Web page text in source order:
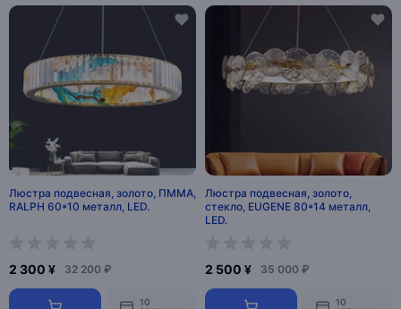
Люстра подвесная, золото, ПММА,
RALPH 60*10 металл, LED.
2 300 ¥ 32 200 ₽
10
Люстра подвесная, золото,
стекло, EUGENE 80*14 металл,
LED.
2 500 ¥ 35 000 ₽
10